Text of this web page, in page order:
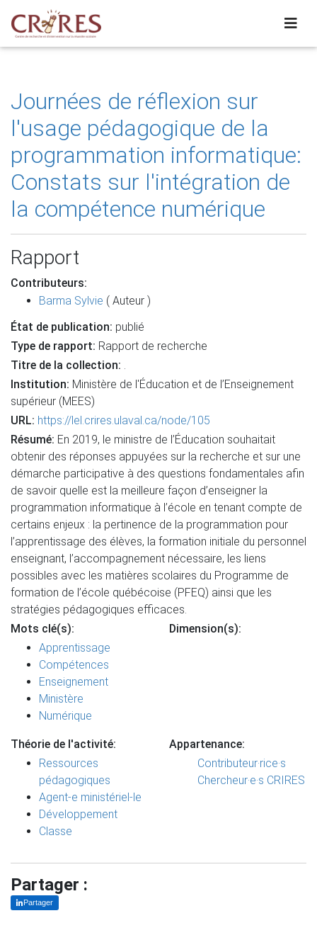
Journées de réflexion sur
l'usage pédagogique de la
programmation informatique:
Constats sur l'intégration de
la compétence numérique
Rapport
Contributeurs:
Barma Sylvie ( Auteur )
État de publication: publié
Type de rapport: Rapport de recherche
Titre de la collection: .
Institution: Ministère de l'Éducation et de l’Enseignement
supérieur (MEES)
URL: https://lel.crires.ulaval.ca/node/105
Résumé: En 2019, le ministre de l’Éducation souhaitait
obtenir des réponses appuyées sur la recherche et sur une
démarche participative à des questions fondamentales afin
de savoir quelle est la meilleure façon d’enseigner la
programmation informatique à l’école en tenant compte de
certains enjeux : la pertinence de la programmation pour
l’apprentissage des élèves, la formation initiale du personnel
enseignant, l’accompagnement nécessaire, les liens
possibles avec les matières scolaires du Programme de
formation de l’école québécoise (PFEQ) ainsi que les
stratégies pédagogiques efficaces.
Mots clé(s):
Apprentissage
Compétences
Enseignement
Ministère
Numérique
Dimension(s):
Théorie de l'activité:
Ressources
pédagogiques
Agent-e ministériel-le
Développement
Classe
Appartenance:
Contributeur·rice·s
Chercheur·e·s CRIRES
Partager :
Partager